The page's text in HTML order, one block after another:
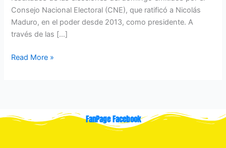
Consejo Nacional Electoral (CNE), que ratificó a Nicolás
Maduro, en el poder desde 2013, como presidente. A
través de las […]
Read More »
FanPage Facebook